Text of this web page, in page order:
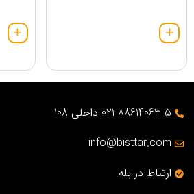
021-88614063-5 داخلی 108
info@bisttar.com
ارتباط در بله